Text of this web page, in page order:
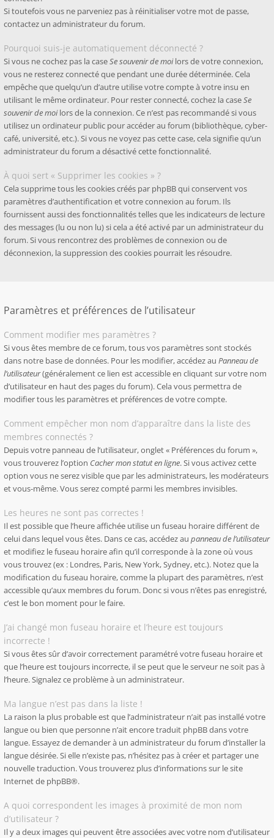
Si toutefois vous ne parveniez pas à réinitialiser votre mot de passe,
contactez un administrateur du forum.
Pourquoi suis-je automatiquement déconnecté ?
Si vous ne cochez pas la caseSe souvenir de moilors de votre connexion,
vous ne resterez connecté que pendant une durée déterminée. Cela
empêche que quelqu’un d’autre utilise votre compte à votre insu en
utilisant le même ordinateur. Pour rester connecté, cochez la caseSe
souvenir de moilors de la connexion. Ce n’est pas recommandé si vous
utilisez un ordinateur public pour accéder au forum (bibliothèque, cyber-
café, université, etc.). Si vous ne voyez pas cette case, cela signifie qu’un
administrateur du forum a désactivé cette fonctionnalité.
À quoi sert « Supprimer les cookies » ?
Cela supprime tous les cookies créés par phpBB qui conservent vos
paramètres d’authentification et votre connexion au forum. Ils
fournissent aussi des fonctionnalités telles que les indicateurs de lecture
des messages (lu ou non lu) si cela a été activé par un administrateur du
forum. Si vous rencontrez des problèmes de connexion ou de
déconnexion, la suppression des cookies pourrait les résoudre.
Paramètres et préférences de l’utilisateur
Comment modifier mes paramètres ?
Si vous êtes membre de ce forum, tous vos paramètres sont stockés
dans notre base de données. Pour les modifier, accédez au Panneau de
l’utilisateur(généralement ce lien est accessible en cliquant sur votre nom
d’utilisateur en haut des pages du forum). Cela vous permettra de
modifier tous les paramètres et préférences de votre compte.
Comment empêcher mon nom d’apparaître dans la liste des
membres connectés ?
Depuis votre panneau de l’utilisateur, onglet « Préférences du forum »,
vous trouverez l’option Cacher mon statut en ligne. Si vous activez cette
option vous ne serez visible que par les administrateurs, les modérateurs
et vous-même. Vous serez compté parmi les membres invisibles.
Les heures ne sont pas correctes !
Il est possible que l’heure affichée utilise un fuseau horaire différent de
celui dans lequel vous êtes. Dans ce cas, accédez au panneau de l’utilisateur
et modifiez le fuseau horaire afin qu’il corresponde à la zone où vous
vous trouvez (ex : Londres, Paris, New York, Sydney, etc.). Notez que la
modification du fuseau horaire, comme la plupart des paramètres, n’est
accessible qu’aux membres du forum. Donc si vous n’êtes pas enregistré,
c’est le bon moment pour le faire.
J’ai changé mon fuseau horaire et l’heure est toujours
incorrecte !
Si vous êtes sûr d’avoir correctement paramétré votre fuseau horaire et
que l’heure est toujours incorrecte, il se peut que le serveur ne soit pas à
l’heure. Signalez ce problème à un administrateur.
Ma langue n’est pas dans la liste !
La raison la plus probable est que l’administrateur n’ait pas installé votre
langue ou bien que personne n’ait encore traduit phpBB dans votre
langue. Essayez de demander à un administrateur du forum d’installer la
langue désirée. Si elle n’existe pas, n’hésitez pas à créer et partager une
nouvelle traduction. Vous trouverez plus d’informations sur le site
Internet de phpBB®.
A quoi correspondent les images à proximité de mon nom
d’utilisateur ?
Il y a deux images qui peuvent être associées avec votre nom d’utilisateur